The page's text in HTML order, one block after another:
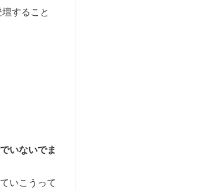
すること
いないでま
いこうって